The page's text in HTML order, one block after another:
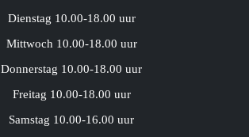
Dienstag 10.00-18.00 uur
Mittwoch 10.00-18.00 uur
Donnerstag 10.00-18.00 uur
Freitag 10.00-18.00 uur
Samstag 10.00-16.00 uur